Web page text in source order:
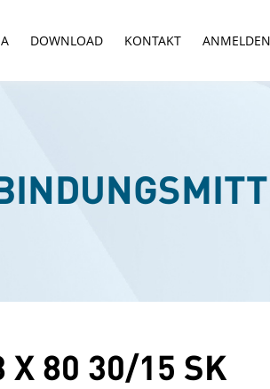
DOWNLOAD KONTAKT ANMELDEN
X 80 30/15 SK